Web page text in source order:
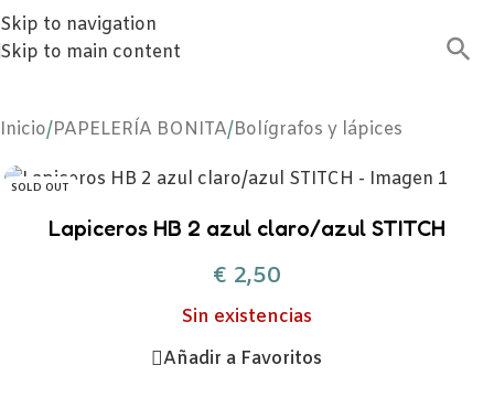
Skip to navigation
Skip to main content
Inicio/PAPELERÍA BONITA/Bolígrafos y lápices
SOLD OUT
Lapiceros HB 2 azul claro/azul STITCH
€ 2,50
Sin existencias
Añadir a Favoritos